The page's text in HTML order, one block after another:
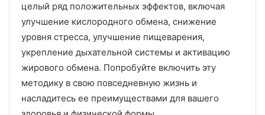
целый ряд положительных эффектов, включая
улучшение кислородного обмена, снижение
уровня стресса, улучшение пищеварения,
укрепление дыхательной системы и активацию
жирового обмена. Попробуйте включить эту
методику в свою повседневную жизнь и
насладитесь ее преимуществами для вашего